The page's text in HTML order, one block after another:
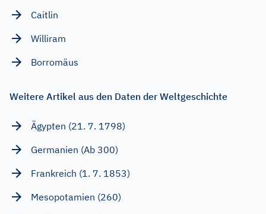
Caitlin
Williram
Borromäus
Weitere Artikel aus den Daten der Weltgeschichte
Ägypten (21. 7. 1798)
Germanien (Ab 300)
Frankreich (1. 7. 1853)
Mesopotamien (260)